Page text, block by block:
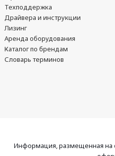
Техподдержка
Драйвера и инструкции
Лизинг
Аренда оборудования
Каталог по брендам
Словарь терминов
Информация, размещенная на